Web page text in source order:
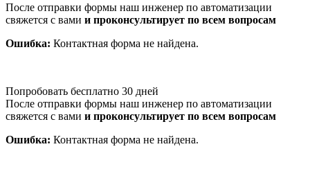
После отправки формы наш инженер по автоматизации
свяжется с вами и проконсультирует по всем вопросам
Ошибка: Контактная форма не найдена.
Попробовать бесплатно 30 дней
После отправки формы наш инженер по автоматизации
свяжется с вами и проконсультирует по всем вопросам
Ошибка: Контактная форма не найдена.